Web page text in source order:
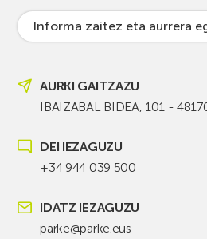
Informa zaitez eta aurrera
AURKI GAITZAZU
IBAIZABAL BIDEA, 101 -
DEI IEZAGUZU
+34 944 039 500
IDATZ IEZAGUZU
parke@parke.eus